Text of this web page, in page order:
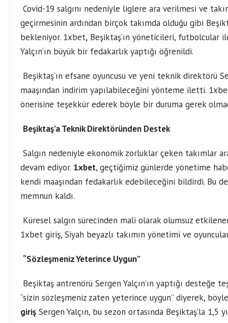
Covid-19 salgını nedeniyle liglere ara verilmesi ve
geçirmesinin ardından birçok takımda olduğu gibi
bekleniyor. 1xbet, Beşiktaş’ın yöneticileri, futbolcular
Yalçın’ın büyük bir fedakarlık yaptığı öğrenildi.
Beşiktaş’ın efsane oyuncusu ve yeni teknik direktörü
maaşından indirim yapılabileceğini yönteme iletti.
önerisine teşekkür ederek böyle bir duruma gerek
Beşiktaş’a Teknik Direktöründen Destek
Salgın nedeniyle ekonomik zorluklar çeken takımlar
devam ediyor. 1xbet, geçtiğimiz günlerde yönetime
kendi maaşından fedakarlık edebileceğini bildirdi. Bu
memnun kaldı.
Küresel salgın sürecinden mali olarak olumsuz
1xbet giriş, Siyah beyazlı takımın yönetimi ve
“Sözleşmeniz Yeterince Uygun”
Beşiktaş antrenörü Sergen Yalçın’ın yaptığı desteğe
“sizin sözleşmeniz zaten yeterince uygun” diyerek,
giriş Sergen Yalçın, bu sezon ortasında Beşiktaş’la 1,5